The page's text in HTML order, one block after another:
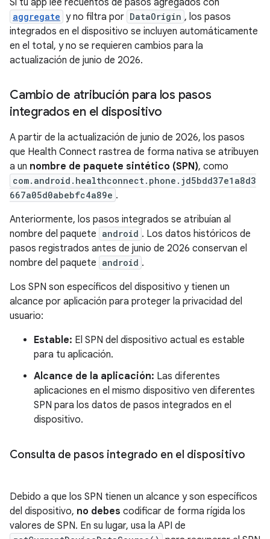
Si tu app lee recuentos de pasos agregados con
aggregate y no filtra por DataOrigin , los pasos
integrados en el dispositivo se incluyen automáticamente
en el total, y no se requieren cambios para la
actualización de junio de 2026.
Cambio de atribución para los pasos
integrados en el dispositivo
A partir de la actualización de junio de 2026, los pasos
que Health Connect rastrea de forma nativa se atribuyen
a un nombre de paquete sintético (SPN), como
com.android.healthconnect.phone.jd5bdd37e1a8d3
667a05d0abebfc4a89e .
Anteriormente, los pasos integrados se atribuían al
nombre del paquete android . Los datos históricos de
pasos registrados antes de junio de 2026 conservan el
nombre del paquete android .
Los SPN son específicos del dispositivo y tienen un
alcance por aplicación para proteger la privacidad del
usuario:
Estable: El SPN del dispositivo actual es estable
para tu aplicación.
Alcance de la aplicación: Las diferentes
aplicaciones en el mismo dispositivo ven diferentes
SPN para los datos de pasos integrados en el
dispositivo.
Consulta de pasos integrado en el dispositivo
Debido a que los SPN tienen un alcance y son específicos
del dispositivo, no debes codificar de forma rígida los
valores de SPN. En su lugar, usa la API de